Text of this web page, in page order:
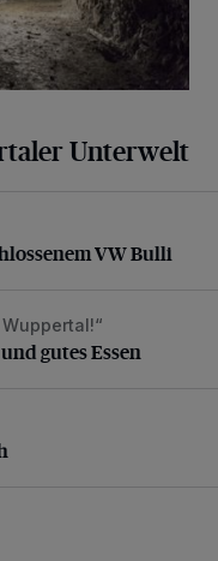
Unterwelt
VW Bulli
VW Bulli
gutes Essen
gutes Essen